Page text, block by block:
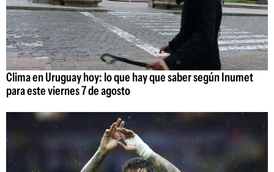
Clima en Uruguay hoy: lo que hay que saber según Inumet
para este viernes 7 de agosto